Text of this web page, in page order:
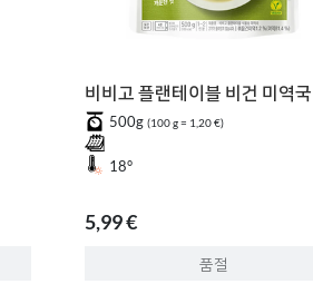
비비고 플랜테이블 비건 미역국
500g (100 g = 1,20 €)
18°
5,99 €
품절